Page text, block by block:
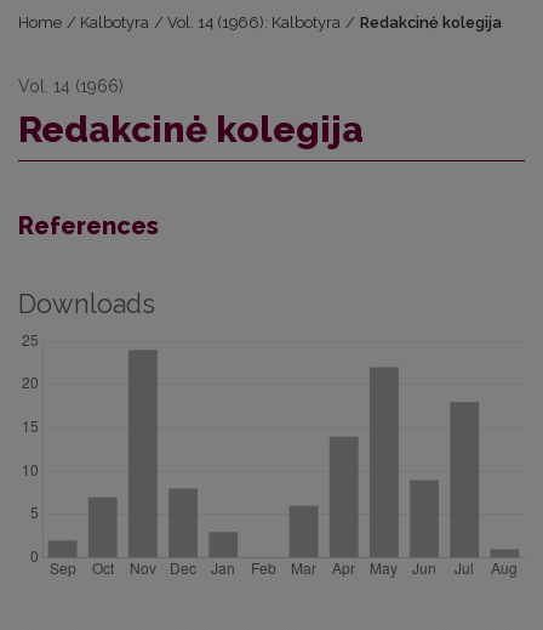
Home / Kalbotyra / Vol. 14 (1966): Kalbotyra / Redakcinė kolegija
Vol. 14 (1966)
Redakcinė kolegija
References
Downloads